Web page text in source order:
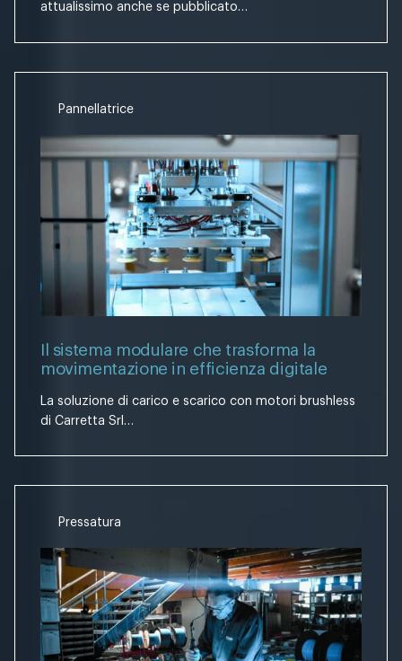
attualissimo anche se pubblicato…
Pannellatrice
Il sistema modulare che trasforma la
movimentazione in efficienza digitale
La soluzione di carico e scarico con motori brushless
di Carretta Srl…
Pressatura